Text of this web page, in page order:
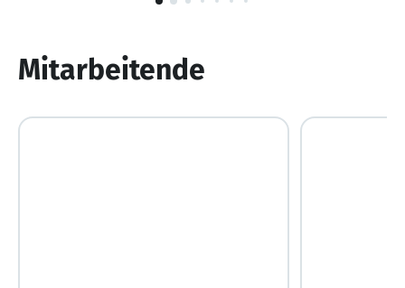
Mitarbeitende